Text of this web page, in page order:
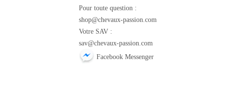
Pour toute question :
shop@chevaux-passion.com
Votre SAV :
sav@chevaux-passion.com
Facebook Messenger